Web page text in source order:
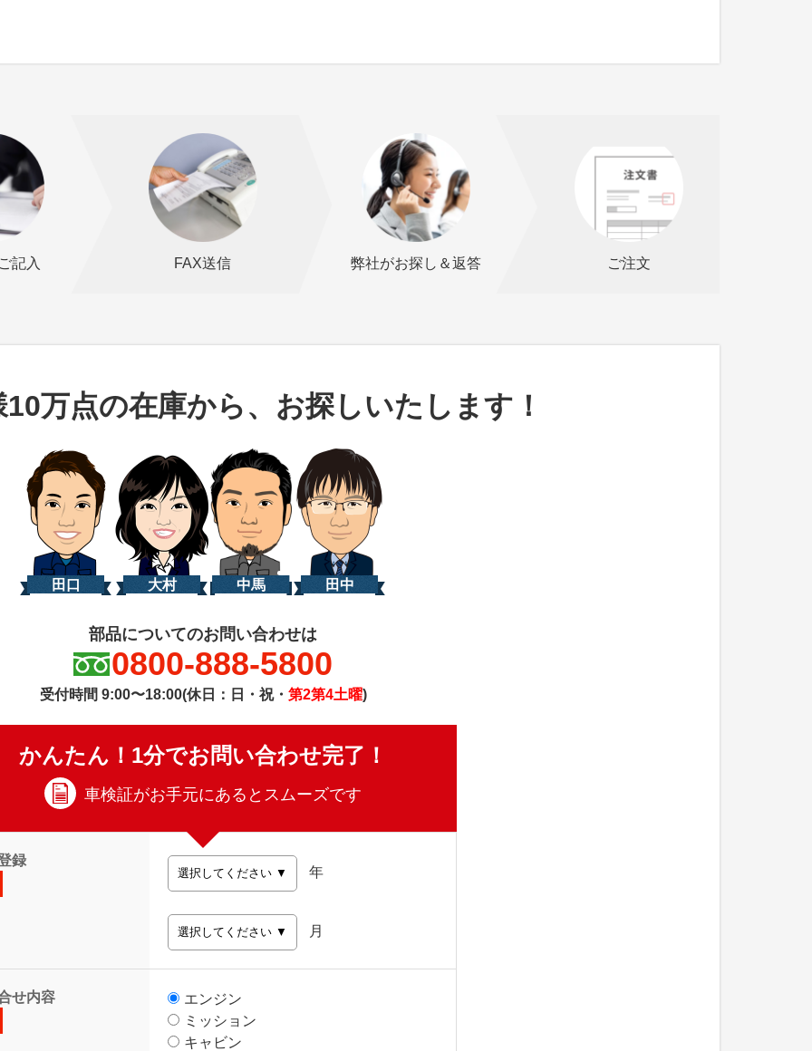
記入 FAX送信 弊社がお探し＆返答 ご注文
万点の在庫から、お探しいたします！
田口 大村 中馬 田中
部品についてのお問い合わせは
0800-888-5800
受付時間 9:00〜18:00(休日：日・祝・ 第2第4土曜)
かんたん！1分でお問い合わせ完了！
車検証がお手元にあるとスムーズです
録
年
月
せ内容
エンジン
ミッション
キャビン